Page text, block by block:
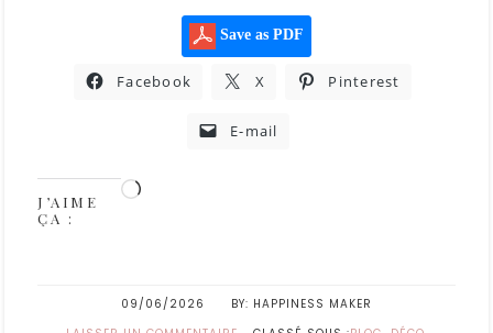
Save as PDF
Facebook X Pinterest
E-mail
J’AIME
ÇA :
09/06/2026
HAPPINESS MAKER